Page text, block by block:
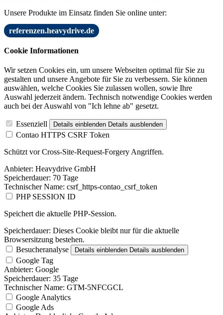
Unsere Produkte im Einsatz finden Sie online unter:
referenzen.heavydrive.de
Cookie Informationen
Wir setzen Cookies ein, um unsere Webseiten optimal für Sie zu
gestalten und unsere Angebote für Sie zu verbessern. Sie können
auswählen, welche Cookies Sie zulassen wollen, sowie Ihre
Auswahl jederzeit ändern. Technisch notwendige Cookies werden
auch bei der Auswahl von "Ich lehne ab" gesetzt.
Essenziell Details einblenden Details ausblenden
Contao HTTPS CSRF Token
Schützt vor Cross-Site-Request-Forgery Angriffen.
Anbieter: Heavydrive GmbH
Speicherdauer: 70 Tage
Technischer Name: csrf_https-contao_csrf_token
PHP SESSION ID
Speichert die aktuelle PHP-Session.
Speicherdauer: Dieses Cookie bleibt nur für die aktuelle
Browsersitzung bestehen.
Besucheranalyse
Details einblenden Details ausblenden
Google Tag
Anbieter: Google
Speicherdauer: 35 Tage
Technischer Name: GTM-5NFCGCL
Google Analytics
Google Ads